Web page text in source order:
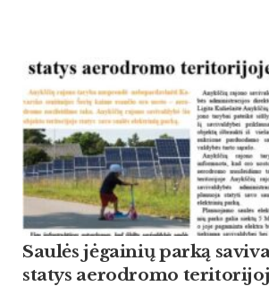
Saulės jėgainių parką
statys aerodromo